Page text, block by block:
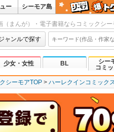
ー シーモア島
（まんが）・電子書籍ならコミックシー
ャンルで探す
少女・女性 BL
シー
コミ
シーモアTOP ハーレクインコミック